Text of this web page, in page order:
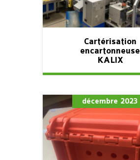
Cartérisation
encartonneuse
KALIX
décembre 2023